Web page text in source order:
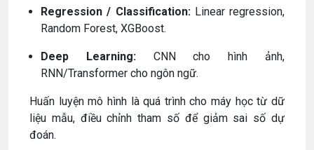
Regression / Classification:Linear regression,
Random Forest, XGBoost.
Deep Learning:CNN cho hình ảnh,
RNN/Transformer cho ngôn ngữ.
Huấn luyện mô hình là quá trình cho máy học từ dữ
liệu mẫu, điều chỉnh tham số để giảm sai số dự
đoán.